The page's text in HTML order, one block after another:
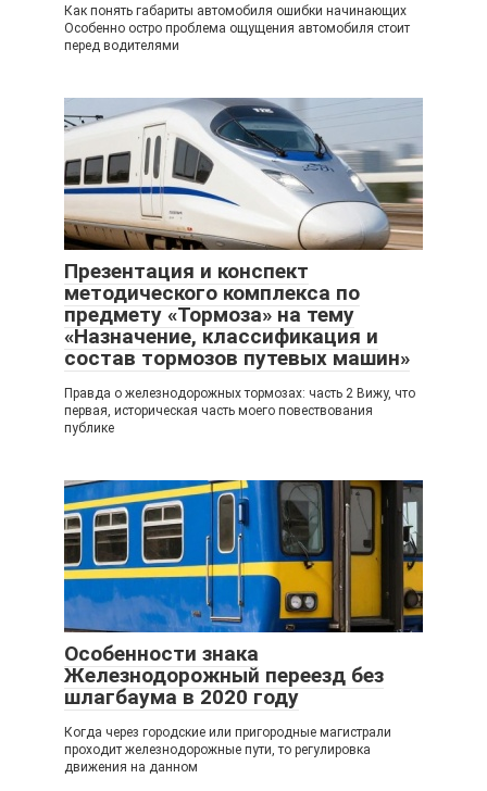
Как понять габариты автомобиля ошибки начинающих
Особенно остро проблема ощущения автомобиля стоит
перед водителями
Презентация и конспект
методического комплекса по
предмету «Тормоза» на тему
«Назначение, классификация и
состав тормозов путевых машин»
Правда о железнодорожных тормозах: часть 2 Вижу, что
первая, историческая часть моего повествования
публике
Особенности знака
Железнодорожный переезд без
шлагбаума в 2020 году
Когда через городские или пригородные магистрали
проходит железнодорожные пути, то регулировка
движения на данном